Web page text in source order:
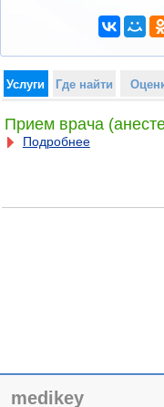
Услуги Где найти
Прием врача
Подробнее
medikey